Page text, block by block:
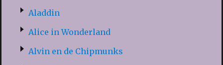
Aladdin
Alice in Wonderland
Alvin en de Chipmunks